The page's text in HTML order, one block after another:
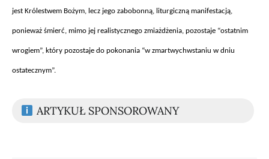
jest Królestwem Bożym, lecz jego zabobonną, liturgiczną manifestacją,
ponieważ śmierć, mimo jej realistycznego zmiażdżenia, pozostaje “ostatnim
wrogiem”, który pozostaje do pokonania “w zmartwychwstaniu w dniu
ostatecznym”.
ARTYKUŁ SPONSOROWANY